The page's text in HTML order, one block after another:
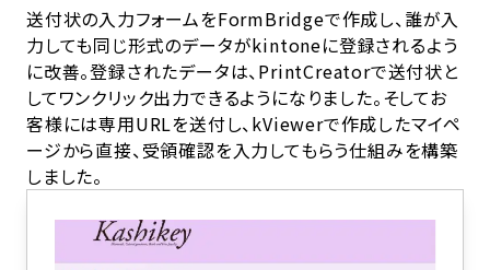
送付状の入力フォームをFormBridgeで作成し、誰が入
力しても同じ形式のデータがkintoneに登録されるよう
に改善。登録されたデータは、PrintCreatorで送付状と
してワンクリック出力できるようになりました。そしてお
客様には専用URLを送付し、kViewerで作成したマイペ
ージから直接、受領確認を入力してもらう仕組みを構築
しました。